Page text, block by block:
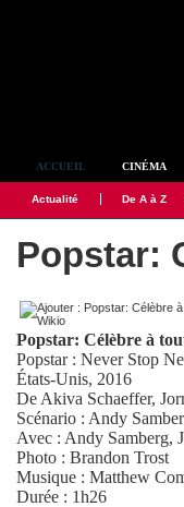
ACCUEIL CINÉMA
Actualité De A à Z
Popstar:
Popstar: Célèbre à
Popstar : Never Stop
États-Unis, 2016
De Akiva Schaeffer,
Scénario : Andy
Avec : Andy Samberg,
Photo : Brandon Trost
Musique : Matthew
Durée : 1h26